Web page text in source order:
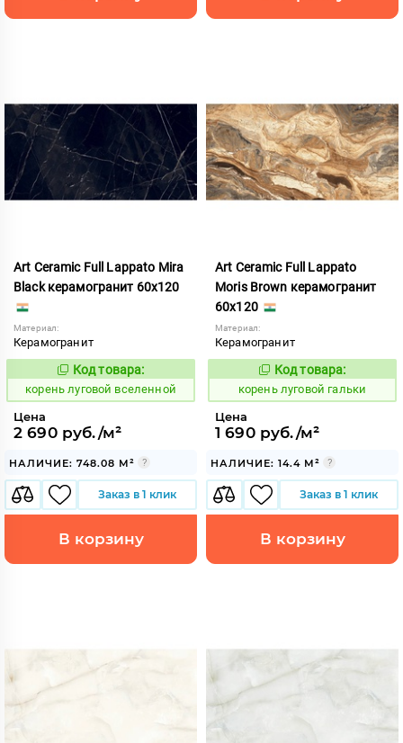
Art Ceramic Full Lappato Mira
Black керамогранит 60x120
Материал:
Керамогранит
787388
Код товара:
корень луговой вселенной
Цена
2 690 руб./м²
НАЛИЧИЕ: 748.08 М²
Заказ в 1 клик
В корзину
Art Ceramic Full Lappato
Moris Brown керамогранит
60x120
Материал:
Керамогранит
787390
Код товара:
корень луговой гальки
Цена
1 690 руб./м²
НАЛИЧИЕ: 14.4 М²
Заказ в 1 клик
В корзину